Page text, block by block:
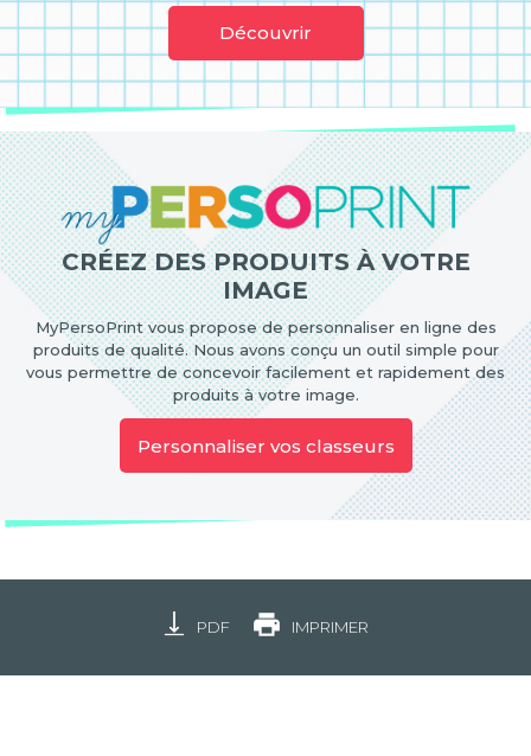
Découvrir
CRÉEZ DES PRODUITS À VOTRE
IMAGE
MyPersoPrint vous propose de personnaliser en ligne des
produits de qualité. Nous avons conçu un outil simple pour
vous permettre de concevoir facilement et rapidement des
produits à votre image.
Personnaliser vos classeurs
PDF IMPRIMER